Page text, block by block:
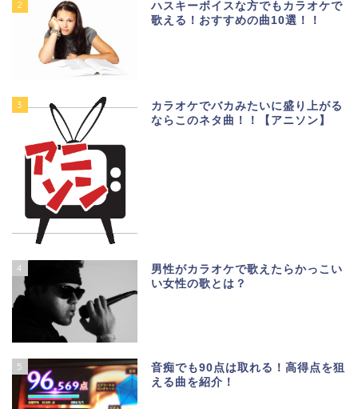
2
ハスキーボイスな方でもカラオケで
歌える！おすすめの曲10選！！
3
カラオケでバカみたいに盛り上がる
ならこのネタ曲！！【アニソン】
4
男性がカラオケで歌えたらかっこい
い女性の歌とは？
5
音痴でも90点は取れる！高得点を狙
える曲を紹介！